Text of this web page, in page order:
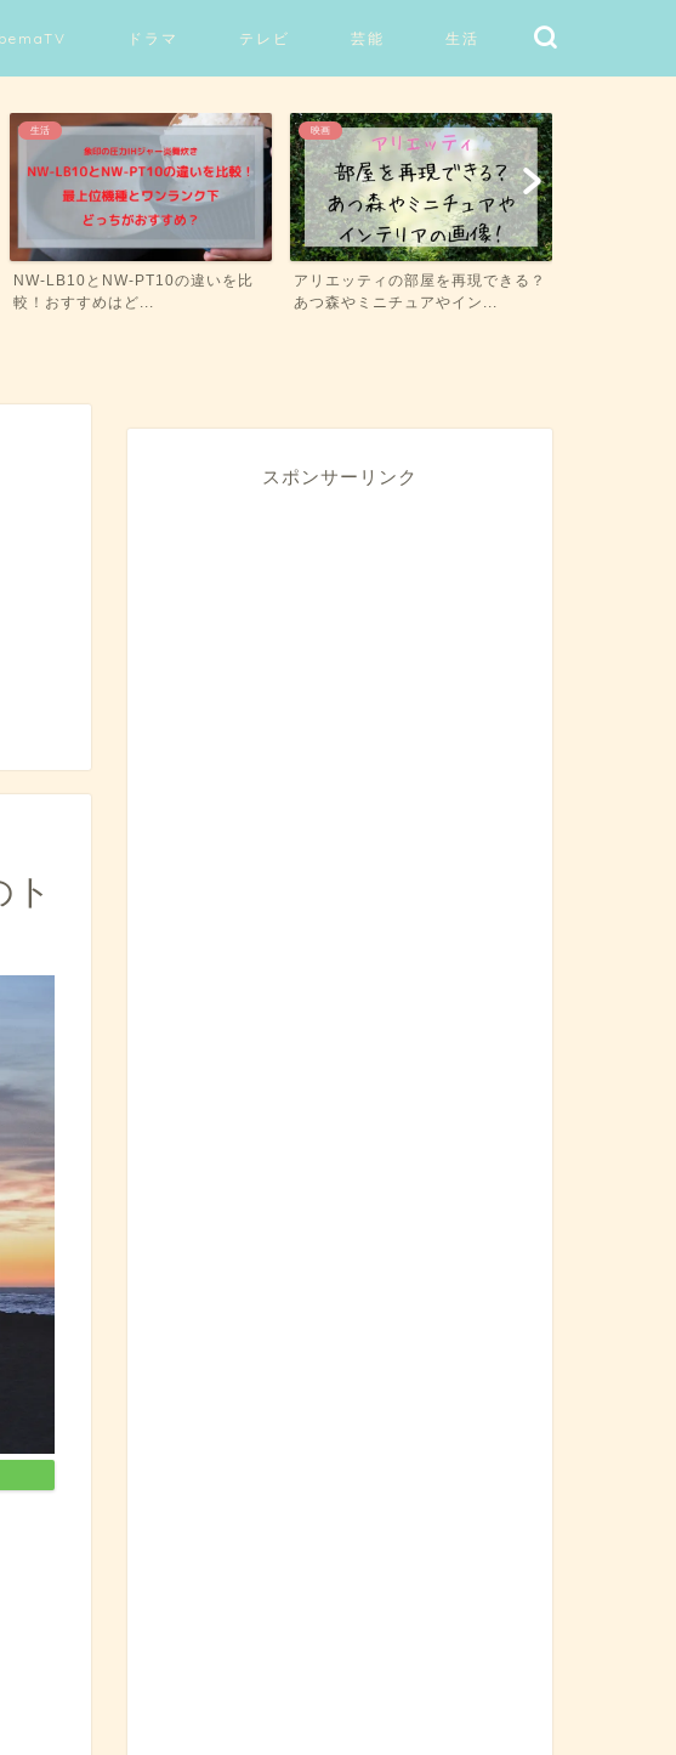
ドラマ テレビ 芸能 生活
生活
NW-LB10とNW-PT10の違いを比
較！おすすめはど...
映画
アリエッティの部屋を再現できる？
あつ森やミニチュアやイン...
スポンサーリンク